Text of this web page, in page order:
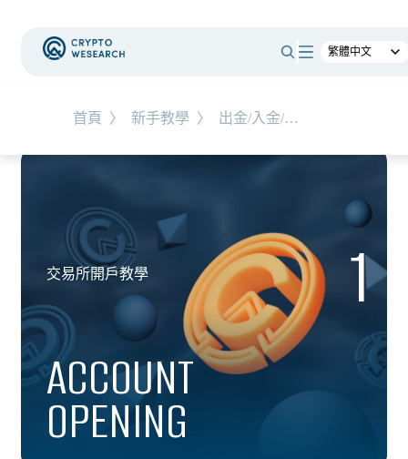
首頁 〉 新手教學 〉 出金/入金/轉帳教學
1
交易所開戶教學
ACCOUNT
OPENING